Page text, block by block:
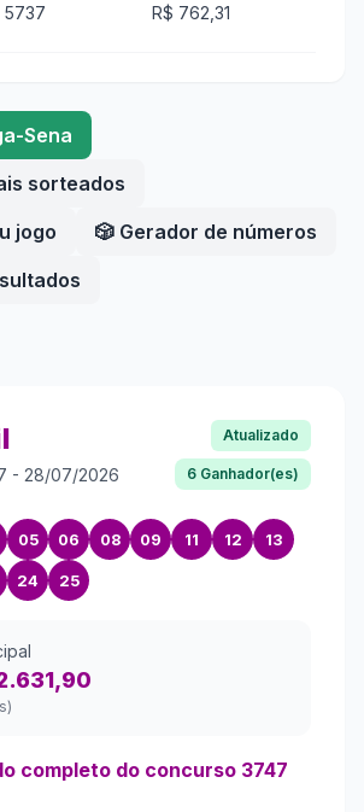
5737 R$ 762,31
Sena
sorteados
jogo
🎲 Gerador de números
- 28/07/2026
Atualizado
6 Ganhador(es)
05 06 08 09 11 12 13
24 25
completo do concurso 3747